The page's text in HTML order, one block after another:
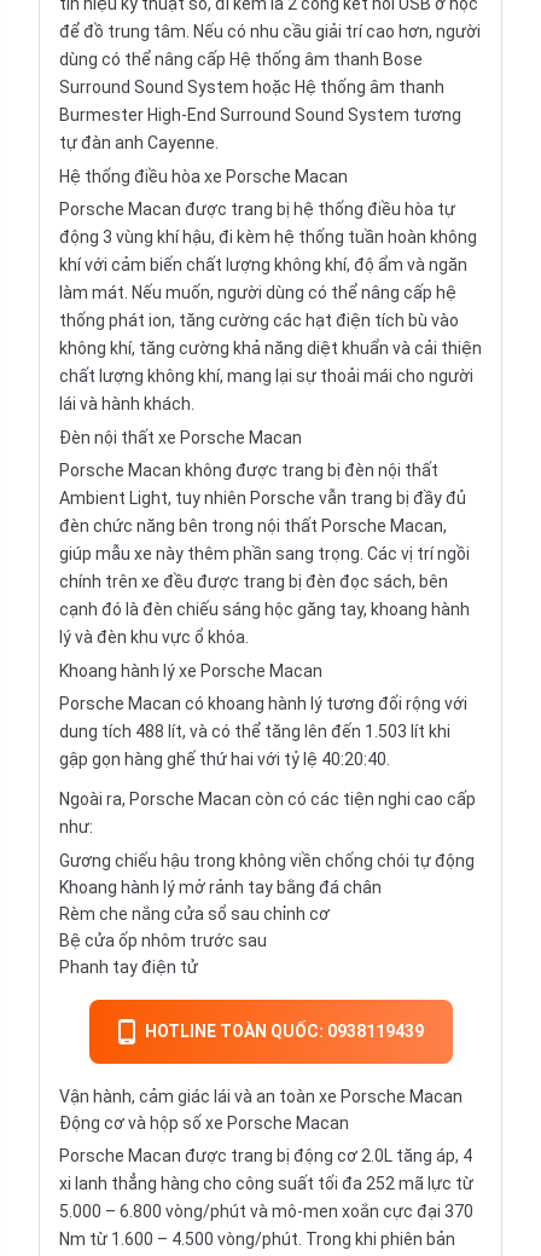
để đồ trung tâm. Nếu có nhu cầu giải trí cao hơn, người
dùng có thể nâng cấp Hệ thống âm thanh Bose
Surround Sound System hoặc Hệ thống âm thanh
Burmester High-End Surround Sound System tương
tự đàn anh Cayenne.
Hệ thống điều hòa xe Porsche Macan
Porsche Macan được trang bị hệ thống điều hòa tự
động 3 vùng khí hậu, đi kèm hệ thống tuần hoàn không
khí với cảm biến chất lượng không khí, độ ẩm và ngăn
làm mát. Nếu muốn, người dùng có thể nâng cấp hệ
thống phát ion, tăng cường các hạt điện tích bù vào
không khí, tăng cường khả năng diệt khuẩn và cải thiện
chất lượng không khí, mang lại sự thoải mái cho người
lái và hành khách.
Đèn nội thất xe Porsche Macan
Porsche Macan không được trang bị đèn nội thất
Ambient Light, tuy nhiên Porsche vẫn trang bị đầy đủ
đèn chức năng bên trong nội thất Porsche Macan,
giúp mẫu xe này thêm phần sang trọng. Các vị trí ngồi
chính trên xe đều được trang bị đèn đọc sách, bên
cạnh đó là đèn chiếu sáng hộc găng tay, khoang hành
lý và đèn khu vực ổ khóa.
Khoang hành lý xe Porsche Macan
Porsche Macan có khoang hành lý tương đối rộng với
dung tích 488 lít, và có thể tăng lên đến 1.503 lít khi
gập gọn hàng ghế thứ hai với tỷ lệ 40:20:40.
Ngoài ra, Porsche Macan còn có các tiện nghi cao cấp
như:
Gương chiếu hậu trong không viền chống chói tự động
Khoang hành lý mở rảnh tay bằng đá chân
Rèm che nắng cửa sổ sau chỉnh cơ
Bệ cửa ốp nhôm trước sau
Phanh tay điện tử
HOTLINE TOÀN QUỐC: 0938119439
Vận hành, cảm giác lái và an toàn xe Porsche Macan
Động cơ và hộp số xe Porsche Macan
Porsche Macan được trang bị động cơ 2.0L tăng áp, 4
xi lanh thẳng hàng cho công suất tối đa 252 mã lực từ
5.000 – 6.800 vòng/phút và mô-men xoắn cực đại 370
Nm từ 1.600 – 4.500 vòng/phút. Trong khi phiên bản